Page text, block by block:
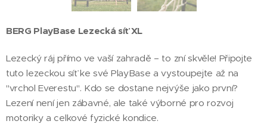
BERG PlayBase Lezecká síť XL
Lezecký ráj přímo ve vaší zahradě – to zní skvěle! Připojte
tuto lezeckou síť ke své PlayBase a vystoupejte až na
"vrchol Everestu". Kdo se dostane nejvýše jako první?
Lezení není jen zábavné, ale také výborné pro rozvoj
motoriky a celkové fyzické kondice.